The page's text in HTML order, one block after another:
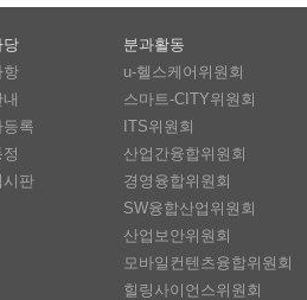
당
항
록
시판
분과활동
u-헬스케어위원회
스마트-CITY위원회
ITS위원회
산업간융합위원회
경영융합위원회
SW융합산업위원회
산업보안위원회
모바일컨텐츠융합위원회
힐링사이언스위원회